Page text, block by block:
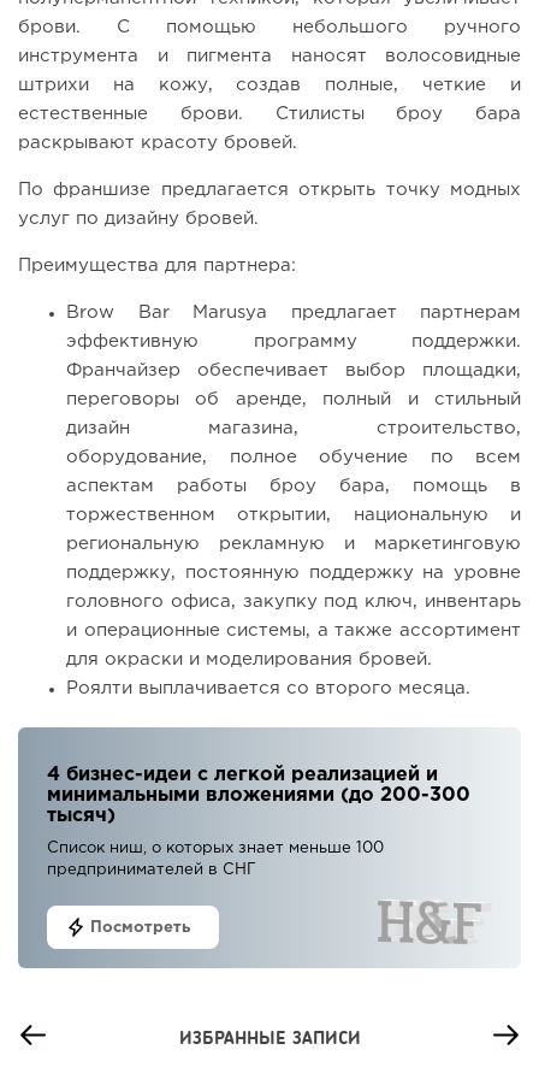
брови. С помощью небольшого ручного
инструмента и пигмента наносят волосовидные
штрихи на кожу, создав полные, четкие и
естественные брови. Стилисты броу бара
раскрывают красоту бровей.
По франшизе предлагается открыть точку модных
услуг по дизайну бровей.
Преимущества для партнера:
Brow Bar Marusya предлагает партнерам
эффективную программу поддержки.
Франчайзер обеспечивает выбор площадки,
переговоры об аренде, полный и стильный
дизайн магазина, строительство,
оборудование, полное обучение по всем
аспектам работы броу бара, помощь в
торжественном открытии, национальную и
региональную рекламную и маркетинговую
поддержку, постоянную поддержку на уровне
головного офиса, закупку под ключ, инвентарь
и операционные системы, а также ассортимент
для окраски и моделирования бровей.
Роялти выплачивается со второго месяца.
4 бизнес-идеи с легкой реализацией и
минимальными вложениями (до 200-300
тысяч)
Список ниш, о которых знает меньше 100
предпринимателей в СНГ
Посмотреть
ИЗБРАННЫЕ ЗАПИСИ